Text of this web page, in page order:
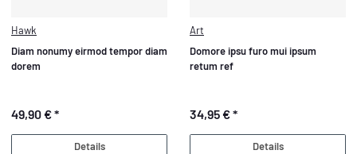
Hawk
Diam nonumy eirmod tempor diam
dorem
49,90 €*
Details
Art
Domore ipsu furo mui ipsum
retum ref
34,95 €*
Details